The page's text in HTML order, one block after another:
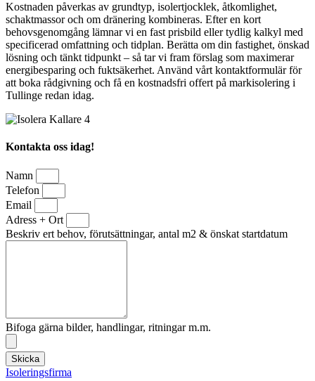
Kostnaden påverkas av grundtyp, isolertjocklek, åtkomlighet,
schaktmassor och om dränering kombineras. Efter en kort
behovsgenomgång lämnar vi en fast prisbild eller tydlig kalkyl med
specificerad omfattning och tidplan. Berätta om din fastighet, önskad
lösning och tänkt tidpunkt – så tar vi fram förslag som maximerar
energibesparing och fuktsäkerhet. Använd vårt kontaktformulär för
att boka rådgivning och få en kostnadsfri offert på markisolering i
Tullinge redan idag.
Kontakta oss idag!
Namn
Telefon
Email
Adress + Ort
Beskriv ert behov, förutsättningar, antal m2 & önskat startdatum
Bifoga gärna bilder, handlingar, ritningar m.m.
Skicka
Isoleringsfirma